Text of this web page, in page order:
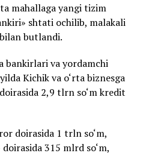
mahallaga yangi tizim
shtati ochilib, malakali
butlandi.
bankirlari va yordamchi
Kichik va o‘rta biznesga
2,9 tlrn so‘m kredit
doirasida 1 trln so‘m,
315 mlrd so‘m,